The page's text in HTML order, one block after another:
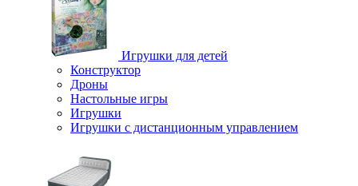
Игрушки для детей
Конструктор
Дроны
Настольные игры
Игрушки
Игрушки c дистанционным управлением